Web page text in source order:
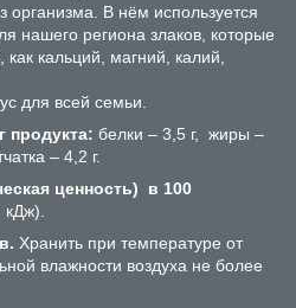
организма. В нём используется
нашего региона злаков, которые
кальций, магний, калий,
для всей семьи.
продукта: белки – 3,5 г, жиры –
– 4,2 г.
ценность) в 100
Хранить при температуре от
влажности воздуха не более